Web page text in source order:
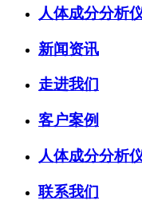
人体成分分析
新闻资讯
走进我们
客户案例
人体成分分析
联系我们